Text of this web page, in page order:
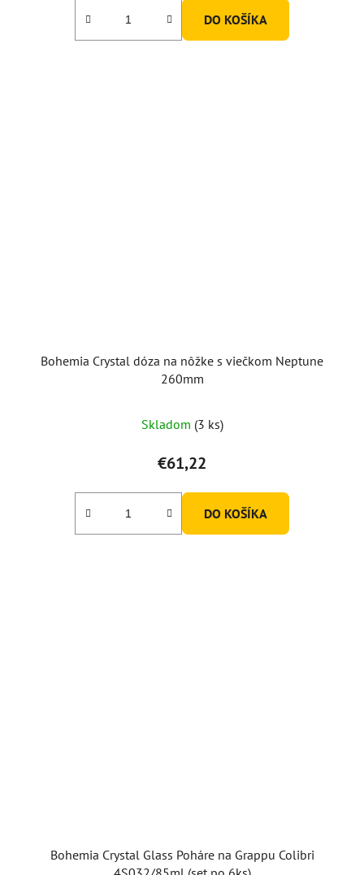
DO KOŠÍKA
Bohemia Crystal dóza na nôžke s viečkom Neptune
260mm
Skladom (3 ks)
€61,22
DO KOŠÍKA
Bohemia Crystal Glass Poháre na Grappu Colibri